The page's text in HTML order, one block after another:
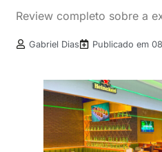
Review completo sobre a
Gabriel Dias Publicado em